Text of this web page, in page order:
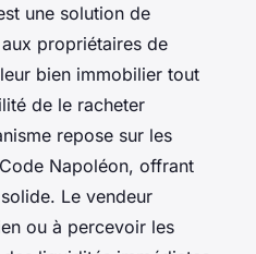
une solution de
propriétaires de
bien immobilier tout
de le racheter
repose sur les
Napoléon, offrant
Le vendeur
ou à percevoir les